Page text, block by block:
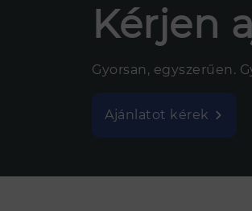
Kérjen
Gyorsan, egyszerűen.
Ajánlatot kérek